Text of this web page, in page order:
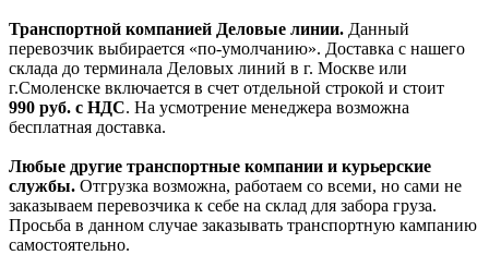
Транспортной компанией Деловые линии. Данный
перевозчик выбирается «по-умолчанию». Доставка с нашего
склада до терминала Деловых линий в г. Москве или
г.Смоленске включается в счет отдельной строкой и стоит
990 руб. с НДС. На усмотрение менеджера возможна
бесплатная доставка.
Любые другие транспортные компании и курьерские
службы. Отгрузка возможна, работаем со всеми, но сами не
заказываем перевозчика к себе на склад для забора груза.
Просьба в данном случае заказывать транспортную кампанию
самостоятельно.